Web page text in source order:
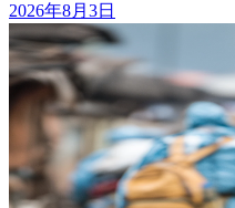
2026年8月3日